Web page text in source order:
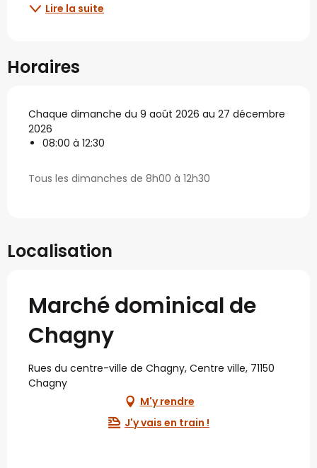
Lire la suite
Horaires
Chaque dimanche du 9 août 2026 au 27 décembre
2026
08:00 à 12:30
Tous les dimanches de 8h00 à 12h30
Localisation
Marché dominical de
Chagny
Rues du centre-ville de Chagny, Centre ville, 71150
Chagny
M'y rendre
J'y vais en train !